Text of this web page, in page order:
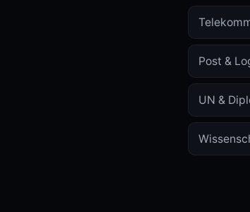
Post &
UN &